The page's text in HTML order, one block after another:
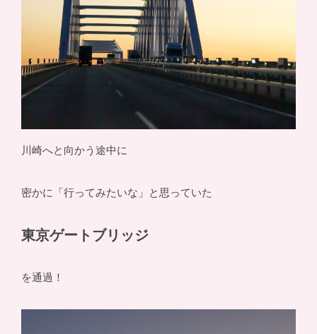
川崎へと向かう途中に
密かに「行ってみたいな」と思っていた
東京ゲートブリッジ
を通過！